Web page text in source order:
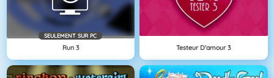
SEULEMENT SUR PC
Run 3 Testeur D'amour 3